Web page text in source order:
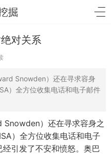
掘
对关系
Snowden）还在寻求容身
）全方位收集电话和电子邮件
Snowden）还在寻求容身之
）全方位收集电话和电子
引发了不安和愤怒。奥巴